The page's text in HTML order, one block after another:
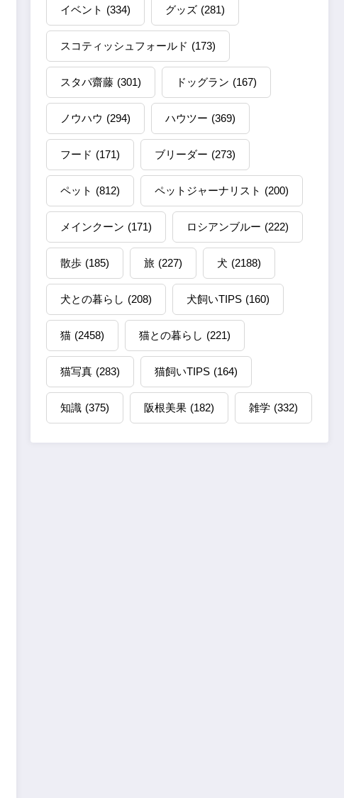
イベント (334) グッズ (281)
スコティッシュフォールド (173)
スタパ齋藤 (301) ドッグラン (167)
ノウハウ (294) ハウツー (369)
フード (171) ブリーダー (273)
ペット (812) ペットジャーナリスト (200)
メインクーン (171) ロシアンブルー (222)
散歩 (185) 旅 (227) 犬 (2188)
犬との暮らし (208) 犬飼いTIPS (160)
猫 (2458) 猫との暮らし (221)
猫写真 (283) 猫飼いTIPS (164)
知識 (375) 阪根美果 (182) 雑学 (332)